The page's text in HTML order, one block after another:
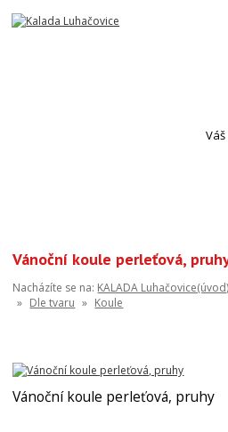
Vánoční koule perleťová,
Nacházíte se na: KALADA Luhačovice(úvod)
» Dle tvaru » Koule
Vánoční koule perleťová, pruhy